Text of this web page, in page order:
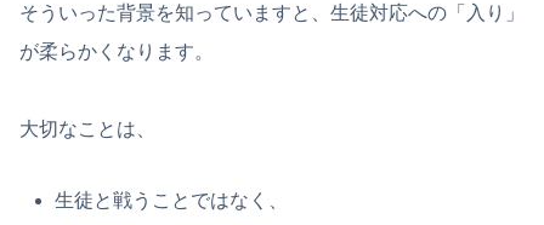
そういった背景を知っていますと、生徒対応への「入り」
が柔らかくなります。
大切なことは、
生徒と戦うことではなく、